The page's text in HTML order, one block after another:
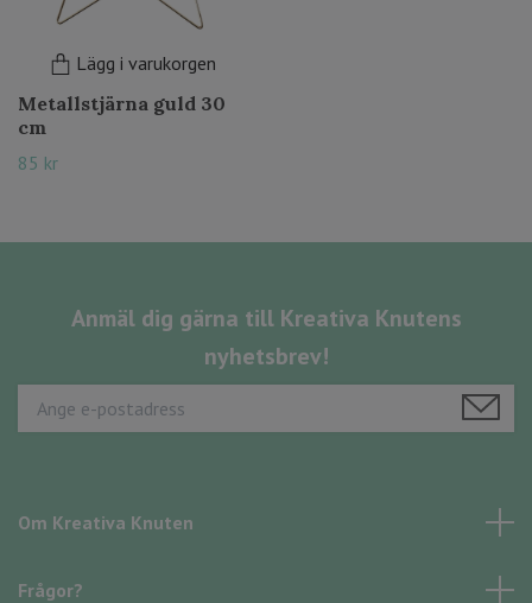
Lägg i varukorgen
Metallstjärna guld 30
cm
85 kr
Anmäl dig gärna till Kreativa Knutens
nyhetsbrev!
Om Kreativa Knuten
Frågor?